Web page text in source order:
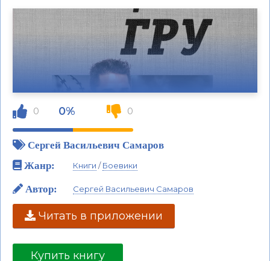
0 0% 0
Сергей Васильевич Самаров
Жанр:
Книги /Боевики
Автор: Сергей Васильевич Самаров
Читать в приложении
Купить книгу